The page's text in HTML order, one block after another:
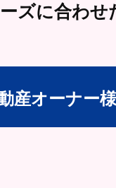
ズに合わせ
産オーナー